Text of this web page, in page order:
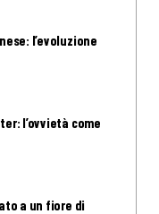
l’evoluzione
l’ovvietà come
a un fiore di